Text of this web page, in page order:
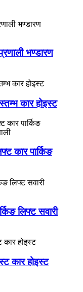
भण्डारण
कार होइस्ट
कार पार्किङ
लिफ्ट सवारी
कार होइस्ट